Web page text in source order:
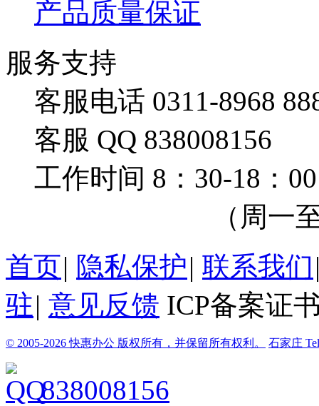
产品质量保证
服务支持
客服电话 0311-8968
客服 QQ 838008156
工作时间 8：30-18：00
（周一至周
首页| 隐私保护| 联系我们
驻| 意见反馈 ICP备案证
© 2005-2026 快惠办公 版权所有，并保留所有权利。 石家庄
838008156